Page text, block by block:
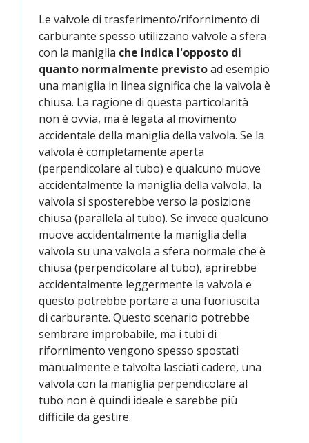
Le valvole di trasferimento/rifornimento di
carburante spesso utilizzano valvole a sfera
con la maniglia che indica l'opposto di
quanto normalmente previstoad esempio
una maniglia in linea significa che la valvola è
chiusa. La ragione di questa particolarità
non è ovvia, ma è legata al movimento
accidentale della maniglia della valvola. Se la
valvola è completamente aperta
(perpendicolare al tubo) e qualcuno muove
accidentalmente la maniglia della valvola, la
valvola si sposterebbe verso la posizione
chiusa (parallela al tubo). Se invece qualcuno
muove accidentalmente la maniglia della
valvola su una valvola a sfera normale che è
chiusa (perpendicolare al tubo), aprirebbe
accidentalmente leggermente la valvola e
questo potrebbe portare a una fuoriuscita
di carburante. Questo scenario potrebbe
sembrare improbabile, ma i tubi di
rifornimento vengono spesso spostati
manualmente e talvolta lasciati cadere, una
valvola con la maniglia perpendicolare al
tubo non è quindi ideale e sarebbe più
difficile da gestire.